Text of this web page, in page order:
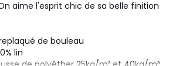
aime l'esprit chic de sa belle finition
de bouleau
lin